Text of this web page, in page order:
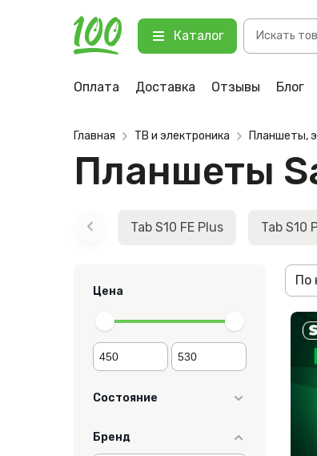
Каталог
Поиск
товаров
Оплата Доставка Отзывы Блог
Главная ТВ и электроника Планшеты,
Планшеты
Tab S10 FE Plus Tab S10
Цена
Состояние
Бренд
По